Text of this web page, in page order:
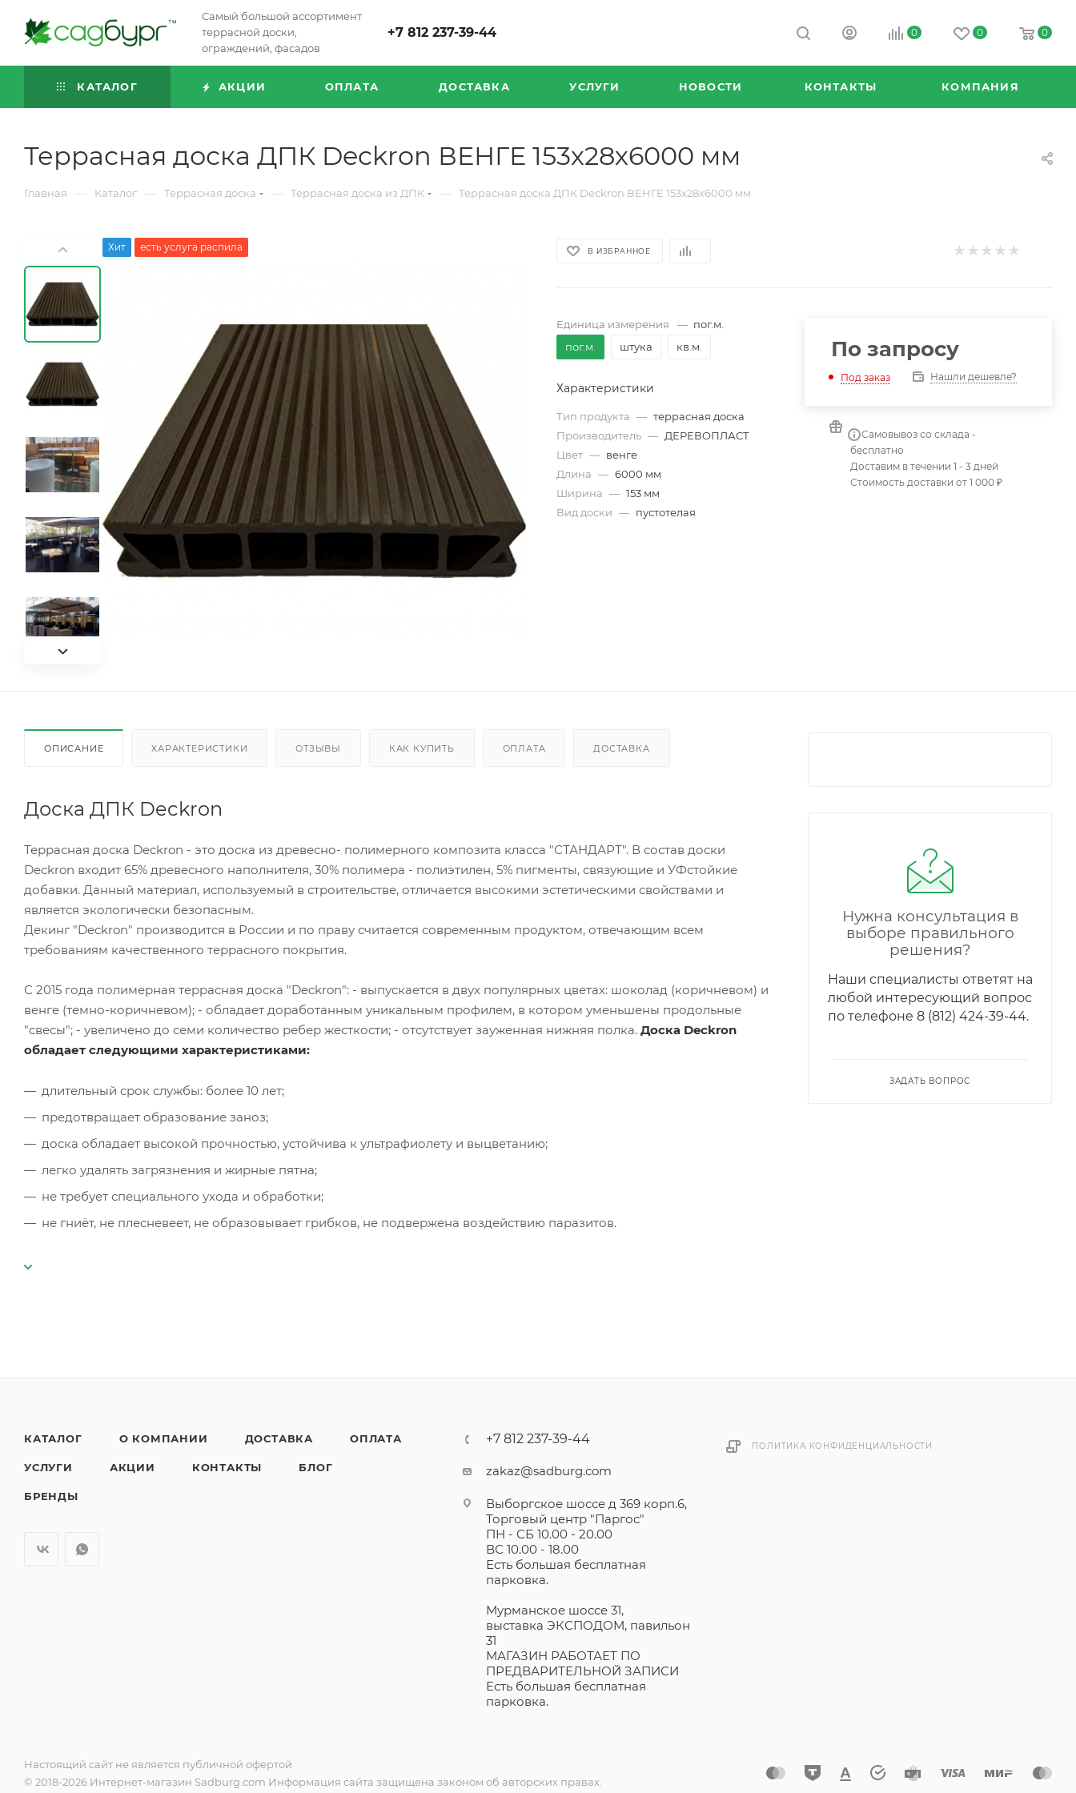
Самый большой ассортимент
террасной доски,
ограждений, фасадов
+7 812 237-39-44 0 0 0
КАТАЛОГ АКЦИИ ОПЛАТА ДОСТАВКА УСЛУГИ НОВОСТИ КОНТАКТЫ КОМПАНИЯ
Террасная доска ДПК Deckron ВЕНГЕ 153х28х6000 мм
Главная — Каталог — Террасная доска — Террасная доска из ДПК — Террасная доска ДПК Deckron ВЕНГЕ 153х28х6000 мм
Хит есть услуга распила В ИЗБРАННОЕ
Единица измерения — пог.м.
пог.м.
штука кв.м.
Характеристики
Тип продукта — террасная доска
Производитель — ДЕРЕВОПЛАСТ
Цвет — венге
Длина — 6000 мм
Ширина — 153 мм
Вид доски — пустотелая
По запросу
Под заказ Нашли дешевле?
Самовывоз со склада -
бесплатно
Доставим в течении 1 - 3 дней
Стоимость доставки от 1 000 ₽
ОПИСАНИЕ ХАРАКТЕРИСТИКИ ОТЗЫВЫ КАК КУПИТЬ ОПЛАТА ДОСТАВКА
Доска ДПК Deckron
Террасная доска Deckron - это доска из древесно- полимерного композита класса "СТАНДАРТ". В состав доски
Deckron входит 65% древесного наполнителя, 30% полимера - полиэтилен, 5% пигменты, связующие и УФстойкие
добавки. Данный материал, используемый в строительстве, отличается высокими эстетическими свойствами и
является экологически безопасным.
Декинг "Deckron" производится в России и по праву считается современным продуктом, отвечающим всем
требованиям качественного террасного покрытия.
С 2015 года полимерная террасная доска "Deckron": - выпускается в двух популярных цветах: шоколад (коричневом) и
венге (темно-коричневом); - обладает доработанным уникальным профилем, в котором уменьшены продольные
"свесы"; - увеличено до семи количество ребер жесткости; - отсутствует зауженная нижняя полка. Доска Deckron
обладает следующими характеристиками:
длительный срок службы: более 10 лет;
предотвращает образование заноз;
доска обладает высокой прочностью, устойчива к ультрафиолету и выцветанию;
легко удалять загрязнения и жирные пятна;
не требует специального ухода и обработки;
не гниёт, не плесневеет, не образовывает грибков, не подвержена воздействию паразитов.
Нужна консультация в
выборе правильного
решения?
Наши специалисты ответят на
любой интересующий вопрос
по телефонe 8 (812) 424-39-44.
ЗАДАТЬ ВОПРОС
КАТАЛОГ О КОМПАНИИ ДОСТАВКА ОПЛАТА
УСЛУГИ АКЦИИ КОНТАКТЫ БЛОГ
БРЕНДЫ
+7 812 237-39-44
zakaz@sadburg.com
Выборгское шоссе д 369 корп.6,
Торговый центр "Паргос"
ПН - СБ 10.00 - 20.00
ВС 10.00 - 18.00
Есть большая бесплатная
парковка.
Мурманское шоссе 31,
выставка ЭКСПОДОМ, павильон
31
МАГАЗИН РАБОТАЕТ ПО
ПРЕДВАРИТЕЛЬНОЙ ЗАПИСИ
Есть большая бесплатная
парковка.
ПОЛИТИКА КОНФИДЕНЦИАЛЬНОСТИ
Настоящий сайт не является публичной офертой
© 2018-2026 Интернет-магазин Sadburg.com Информация сайта защищена законом об авторских правах.